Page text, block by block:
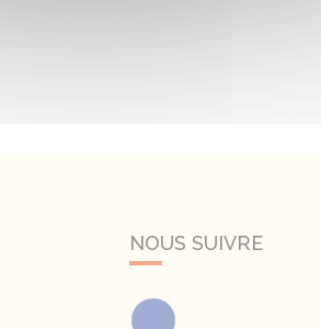
NOUS SUIVRE